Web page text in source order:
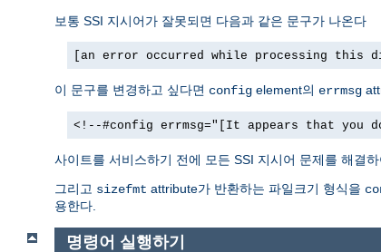
보통 SSI 지시어가 잘못되면 다음과 같은 문구가 나온다
[an error occurred while processing this
이 문구를 변경하고 싶다면 config element의 errmsg
<!--#config errmsg="[It appears that you
사이트를 서비스하기 전에 모든 SSI 지시어 문제를 해결
그리고 sizefmt attribute가 반환하는 파일크기 형식을
용한다.
명령어 실행하기